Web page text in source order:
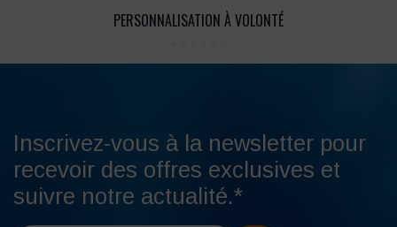
PERSONNALISATION À VOLONTÉ
Inscrivez-vous à la newsletter pour
recevoir des offres exclusives et
suivre notre actualité.*